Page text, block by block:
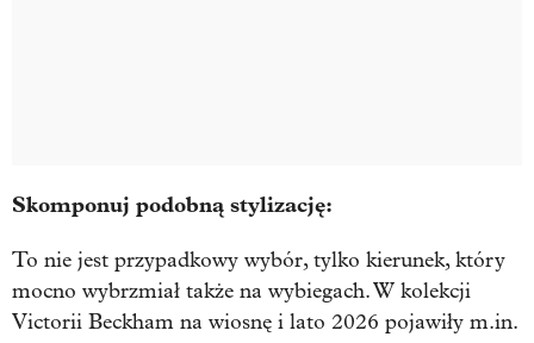
Skomponuj podobną stylizację:
To nie jest przypadkowy wybór, tylko kierunek, który
mocno wybrzmiał także na wybiegach. W kolekcji
Victorii Beckham na wiosnę i lato 2026 pojawiły m.in.